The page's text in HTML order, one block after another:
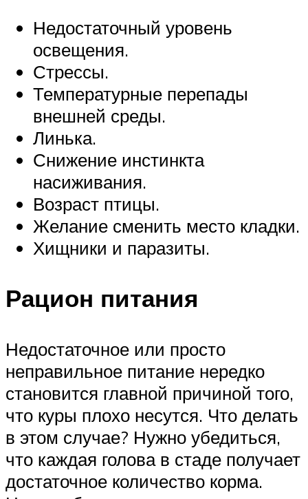
Недостаточный уровень
освещения.
Стрессы.
Температурные перепады
внешней среды.
Линька.
Снижение инстинкта
насиживания.
Возраст птицы.
Желание сменить место кладки.
Хищники и паразиты.
Рацион питания
Недостаточное или просто
неправильное питание нередко
становится главной причиной того,
что куры плохо несутся. Что делать
в этом случае? Нужно убедиться,
что каждая голова в стаде получает
достаточное количество корма.